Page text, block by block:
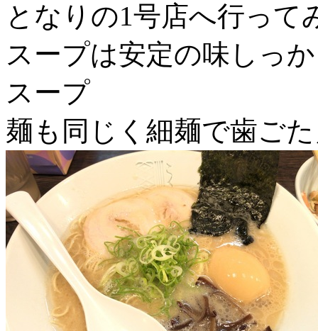
となりの1号店へ行って
スープは安定の味しっ
スープ
麺も同じく細麺で歯ご